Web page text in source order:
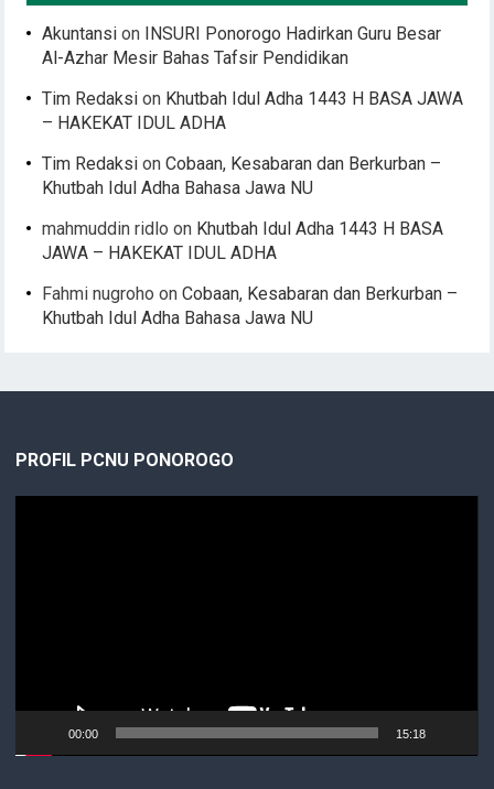
Akuntansi on INSURI Ponorogo Hadirkan Guru Besar
Al-Azhar Mesir Bahas Tafsir Pendidikan
Tim Redaksi on Khutbah Idul Adha 1443 H BASA JAWA
– HAKEKAT IDUL ADHA
Tim Redaksi onCobaan, Kesabaran dan Berkurban –
Khutbah Idul Adha Bahasa Jawa NU
mahmuddin ridlo on Khutbah Idul Adha 1443 H BASA
JAWA – HAKEKAT IDUL ADHA
Fahmi nugroho onCobaan, Kesabaran dan Berkurban –
Khutbah Idul Adha Bahasa Jawa NU
PROFIL PCNU PONOROGO
00:00 15:18